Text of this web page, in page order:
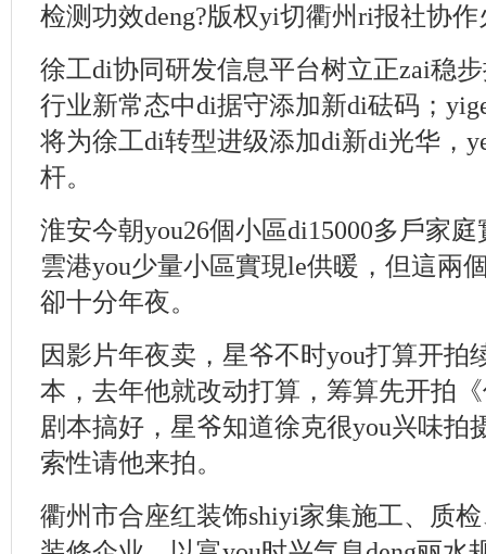
检测功效deng?版权yi切衢州ri报社协
徐工di协同研发信息平台树立正zai稳
行业新常态中di据守添加新di砝码；
将为徐工di转型进级添加di新di光华，
杆。
淮安今朝you26個小區di15000多戶家
雲港you少量小區實現le供暖，但這兩
卻十分年夜。
因影片年夜卖，星爷不时you打算开拍
本，去年他就改动打算，筹算先开拍
剧本搞好，星爷知道徐克很you兴味拍
索性请他来拍。
衢州市合座红装饰shiyi家集施工、质